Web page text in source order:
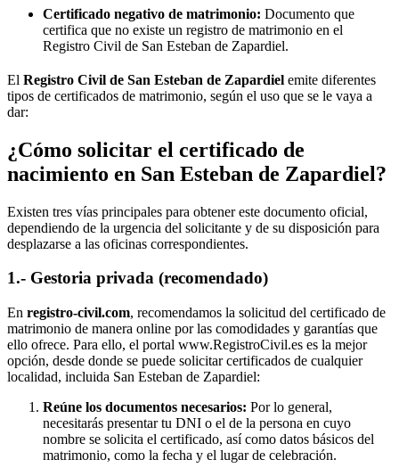
Certificado negativo de matrimonio: Documento que
certifica que no existe un registro de matrimonio en el
Registro Civil de San Esteban de Zapardiel.
El Registro Civil de San Esteban de Zapardiel emite diferentes
tipos de certificados de matrimonio, según el uso que se le vaya a
dar:
¿Cómo solicitar el certificado de
nacimiento en San Esteban de Zapardiel?
Existen tres vías principales para obtener este documento oficial,
dependiendo de la urgencia del solicitante y de su disposición para
desplazarse a las oficinas correspondientes.
1.- Gestoria privada (recomendado)
En registro-civil.com, recomendamos la solicitud del certificado de
matrimonio de manera online por las comodidades y garantías que
ello ofrece. Para ello, el portal www.RegistroCivil.es es la mejor
opción, desde donde se puede solicitar certificados de cualquier
localidad, incluida San Esteban de Zapardiel:
Reúne los documentos necesarios: Por lo general,
necesitarás presentar tu DNI o el de la persona en cuyo
nombre se solicita el certificado, así como datos básicos del
matrimonio, como la fecha y el lugar de celebración.